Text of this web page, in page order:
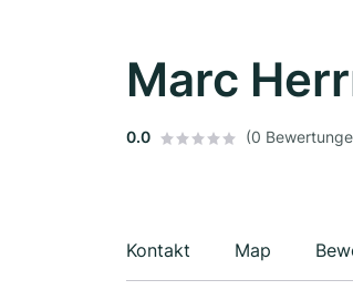
Marc
0.0 (0
Kontakt Map